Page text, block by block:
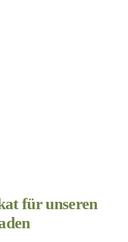
für unseren